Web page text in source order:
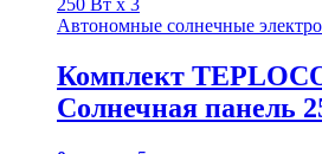
Автономные солнечные
Комплект
Солнечная панель